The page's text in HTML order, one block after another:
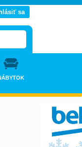
sa